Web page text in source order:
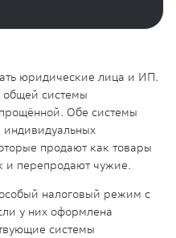
юридические лица и ИП.
системы
Обе системы
индивидуальных
продают как товары
и перепродают чужие.
налоговый режим с
у них оформлена
системы